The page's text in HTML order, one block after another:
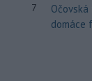
7
domáce